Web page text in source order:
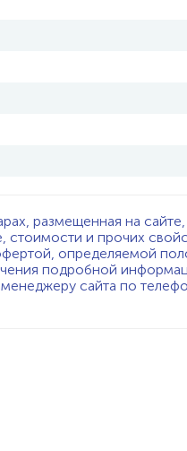
размещенная на
стоимости и прочих
определяемой
подробной
сайта по